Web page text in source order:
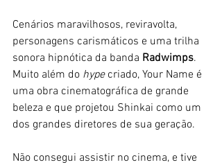
Cenários maravilhosos, reviravolta,
personagens carismáticos e uma trilha
sonora hipnótica da banda Radwimps.
Muito além do hype criado, Your Name é
uma obra cinematográfica de grande
beleza e que projetou Shinkai como um
dos grandes diretores de sua geração.
Não consegui assistir no cinema, e tive